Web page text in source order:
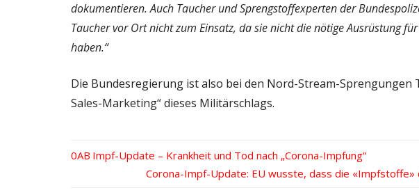
dokumentieren. Auch Taucher und Sprengstoffexperten der
Taucher vor Ort nicht zum Einsatz, da sie nicht die nötige Ausrüstung
haben.“
Die Bundesregierung ist also bei den Nord-Stream-
Sales-Marketing“ dieses Militärschlags.
Vorheriger
Impf-Update – Krankheit und Tod nach „Corona-Impfung“
Nächster
Corona-Impf-Update: EU wusste, dass die